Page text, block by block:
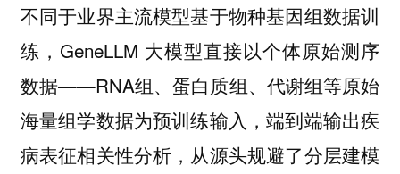
不同于业界主流模型基于物种基因组数据训
练，GeneLLM 大模型直接以个体原始测序
数据——RNA组、蛋白质组、代谢组等原始
海量组学数据为预训练输入，端到端输出疾
病表征相关性分析，从源头规避了分层建模